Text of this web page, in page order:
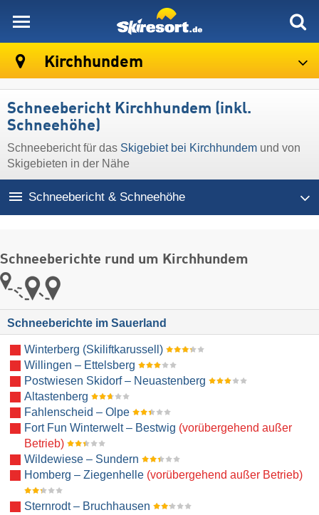
Kirchhundem
Schneebericht Kirchhundem (inkl.
Schneehöhe)
Schneebericht für das Skigebiet bei Kirchhundem und von
Skigebieten in der Nähe
Schneebericht & Schneehöhe
Schneeberichte rund um Kirchhundem
Schneeberichte im Sauerland
Winterberg (Skiliftkarussell)
Willingen – Ettelsberg
Postwiesen Skidorf – Neuastenberg
Altastenberg
Fahlenscheid – Olpe
Fort Fun Winterwelt – Bestwig (vorübergehend außer
Betrieb)
Wildewiese – Sundern
Homberg – Ziegenhelle (vorübergehend außer Betrieb)
Sternrodt – Bruchhausen